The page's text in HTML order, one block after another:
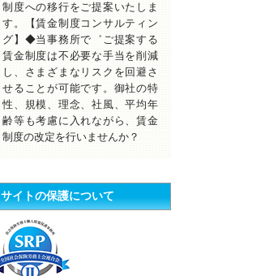
制度への移行をご提案いたしま
す。【賃金制度コンサルティン
グ】◆当事務所で゛ご提案する
賃金制度は不必要な手当を削減
し、さまざまなリスクを回避さ
せることが可能です。御社の特
性、規模、理念、社風、平均年
齢等も考慮に入れながら、賃金
制度の改定を行いませんか？
サイトの保護について